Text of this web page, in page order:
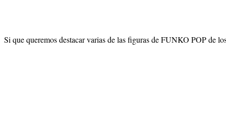
Si que queremos destacar varias de las figuras de FUNKO POP de